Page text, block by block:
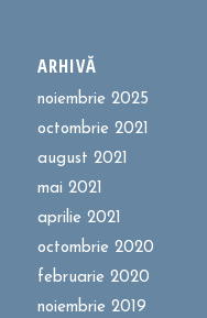
ARHIVĂ
noiembrie 2025
octombrie 2021
august 2021
mai 2021
aprilie 2021
octombrie 2020
februarie 2020
noiembrie 2019